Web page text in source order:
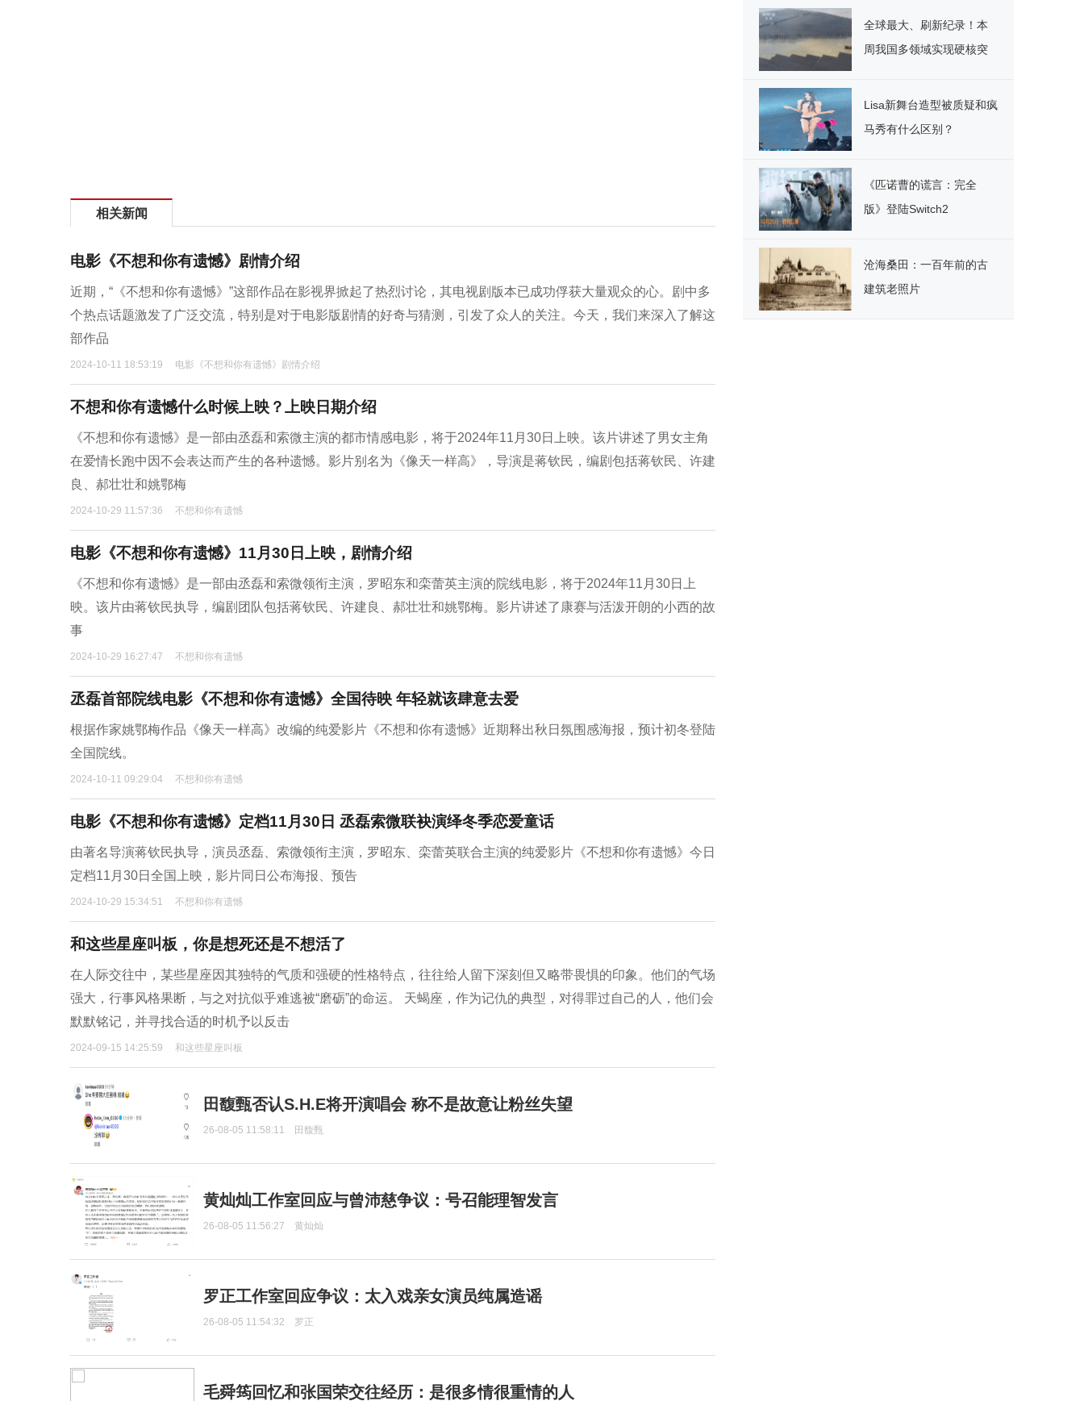
相关新闻
电影《不想和你有遗憾》剧情介绍
近期，“《不想和你有遗憾》”这部作品在影视界掀起了热烈讨论，其电视剧版本已成功俘获大量观众的心。剧中多
个热点话题激发了广泛交流，特别是对于电影版剧情的好奇与猜测，引发了众人的关注。今天，我们来深入了解这
部作品
2024-10-11 18:53:19 电影《不想和你有遗憾》剧情介绍
不想和你有遗憾什么时候上映？上映日期介绍
《不想和你有遗憾》是一部由丞磊和索微主演的都市情感电影，将于2024年11月30日上映。该片讲述了男女主角
在爱情长跑中因不会表达而产生的各种遗憾。影片别名为《像天一样高》，导演是蒋钦民，编剧包括蒋钦民、许建
良、郝壮壮和姚鄂梅
2024-10-29 11:57:36 不想和你有遗憾
电影《不想和你有遗憾》11月30日上映，剧情介绍
《不想和你有遗憾》是一部由丞磊和索微领衔主演，罗昭东和栾蕾英主演的院线电影，将于2024年11月30日上
映。该片由蒋钦民执导，编剧团队包括蒋钦民、许建良、郝壮壮和姚鄂梅。影片讲述了康赛与活泼开朗的小西的故
事
2024-10-29 16:27:47 不想和你有遗憾
丞磊首部院线电影《不想和你有遗憾》全国待映 年轻就该肆意去爱
根据作家姚鄂梅作品《像天一样高》改编的纯爱影片《不想和你有遗憾》近期释出秋日氛围感海报，预计初冬登陆
全国院线。
2024-10-11 09:29:04 不想和你有遗憾
电影《不想和你有遗憾》定档11月30日 丞磊索微联袂演绎冬季恋爱童话
由著名导演蒋钦民执导，演员丞磊、索微领衔主演，罗昭东、栾蕾英联合主演的纯爱影片《不想和你有遗憾》今日
定档11月30日全国上映，影片同日公布海报、预告
2024-10-29 15:34:51 不想和你有遗憾
和这些星座叫板，你是想死还是不想活了
在人际交往中，某些星座因其独特的气质和强硬的性格特点，往往给人留下深刻但又略带畏惧的印象。他们的气场
强大，行事风格果断，与之对抗似乎难逃被“磨砺”的命运。 天蝎座，作为记仇的典型，对得罪过自己的人，他们会
默默铭记，并寻找合适的时机予以反击
2024-09-15 14:25:59 和这些星座叫板
田馥甄否认S.H.E将开演唱会 称不是故意让粉丝失望
26-08-05 11:58:11 田馥甄
黄灿灿工作室回应与曾沛慈争议：号召能理智发言
26-08-05 11:56:27 黄灿灿
罗正工作室回应争议：太入戏亲女演员纯属造谣
26-08-05 11:54:32 罗正
毛舜筠回忆和张国荣交往经历：是很多情很重情的人
全球最大、刷新纪录！本
周我国多领域实现硬核突
Lisa新舞台造型被质疑和疯
马秀有什么区别？
《匹诺曹的谎言：完全
版》登陆Switch2
沧海桑田：一百年前的古
建筑老照片